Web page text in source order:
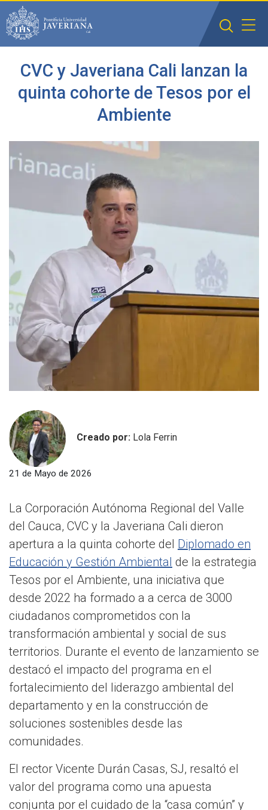
Saltar al contenido principal
CVC y Javeriana Cali lanzan la
quinta cohorte de Tesos por el
Ambiente
Creado por: Lola Ferrin
21 de Mayo de 2026
La Corporación Autónoma Regional del Valle
del Cauca, CVC y la Javeriana Cali dieron
apertura a la quinta cohorte del Diplomado en
Educación y Gestión Ambiental de la estrategia
Tesos por el Ambiente, una iniciativa que
desde 2022 ha formado a a cerca de 3000
ciudadanos comprometidos con la
transformación ambiental y social de sus
territorios. Durante el evento de lanzamiento se
destacó el impacto del programa en el
fortalecimiento del liderazgo ambiental del
departamento y en la construcción de
soluciones sostenibles desde las
comunidades.
El rector Vicente Durán Casas, SJ, resaltó el
valor del programa como una apuesta
conjunta por el cuidado de la “casa común” y